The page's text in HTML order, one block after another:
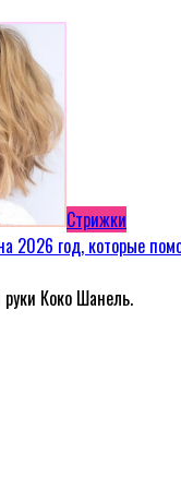
Стрижки
год, которые
руки Коко Шанель.